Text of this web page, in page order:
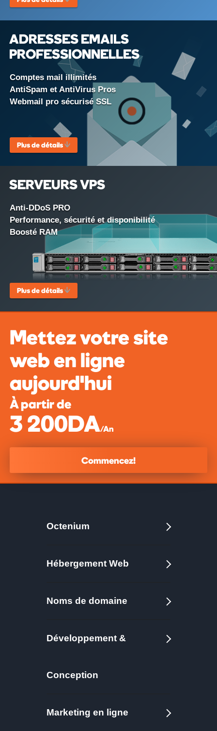
ADRESSES EMAILS
PROFESSIONNELLES
Comptes mail illimités
AntiSpam et AntiVirus Pros
Webmail pro sécurisé SSL
Plus de détails
SERVEURS VPS
Anti-DDoS PRO
Performance, sécurité et disponibilité
Boosté RAM
Plus de détails
Mettez votre site
web en ligne
aujourd'hui
À partir de
3 200DA/An
Commencez!
Octenium
Hébergement Web
Noms de domaine
Développement &
Conception
Marketing en ligne